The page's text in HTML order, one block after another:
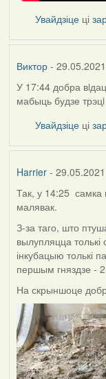
Увайдзіце ці
Виктор-
У 17:44 добра
мабыць будзе
Увайдзіце ці
Harrier-
Так, у 14:25 самка
малявак.
З-за таго, што
вылупляцца
інкубацыю толькі
першым гняздзе -
На скрыншоце